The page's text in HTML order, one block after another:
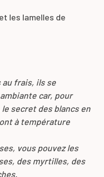
les lamelles de
frais, ils se
car, pour
secret des blancs en
à température
vous pouvez les
des myrtilles, des